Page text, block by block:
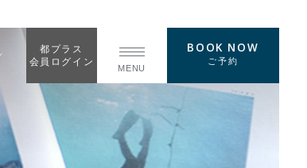
都プラス
会員ログイン
MENU
BOOK NOW
ご予約